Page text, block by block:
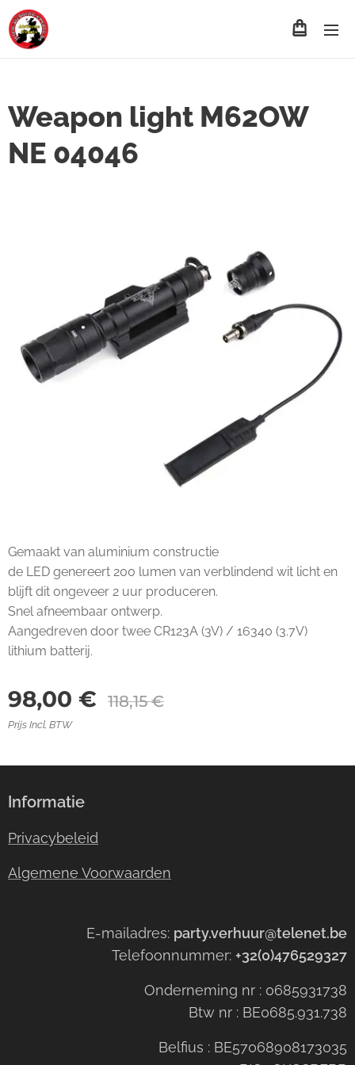
Weapon light M62OW
NE 04046
Gemaakt van aluminium constructie
de LED genereert 200 lumen van verblindend wit licht en
blijft dit ongeveer 2 uur produceren.
Snel afneembaar ontwerp.
Aangedreven door twee CR123A (3V) / 16340 (3.7V)
lithium batterij.
98,00 € 118,15€
Prijs Incl. BTW
Informatie
Privacybeleid
Algemene Voorwaarden
E-mailadres: party.verhuur@telenet.be
Telefoonnummer: +32(0)476529327
Onderneming nr : 0685931738
Btw nr : BE0685.931.738
Belfius : BE57068908173035